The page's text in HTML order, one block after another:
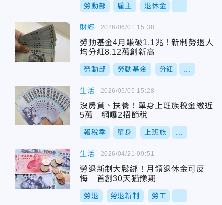
勞動部 雇主 退休金
財經
勞動基金4月賺破1.1兆！新制勞退人
均分紅8.12萬創新高
勞動部 勞動基金 分紅
2026/06/01 15:38
生活
沒房貸、扶養！單身上班族稅金繳近
5萬 網曝2招節稅
報稅季 單身 上班族
2026/05/05 15:28
生活
勞退新制大鬆綁！月領退休金可反
悔 首創30天猶豫期
勞退 勞退新制 勞工
2026/04/21 09:51